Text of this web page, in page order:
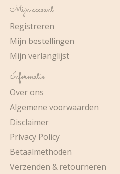
Mijn account
Registreren
Mijn bestellingen
Mijn verlanglijst
Informatie
Over ons
Algemene voorwaarden
Disclaimer
Privacy Policy
Betaalmethoden
Verzenden & retourneren